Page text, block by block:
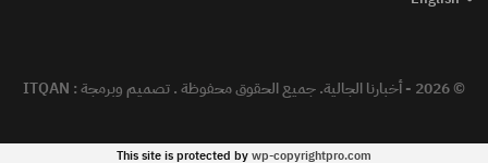
© 2026 - أخبارنا الجالية. جميع الحقوق محفوظة . تصميم وبرمجة : ITQAN
This site is protected bywp-copyrightpro.com